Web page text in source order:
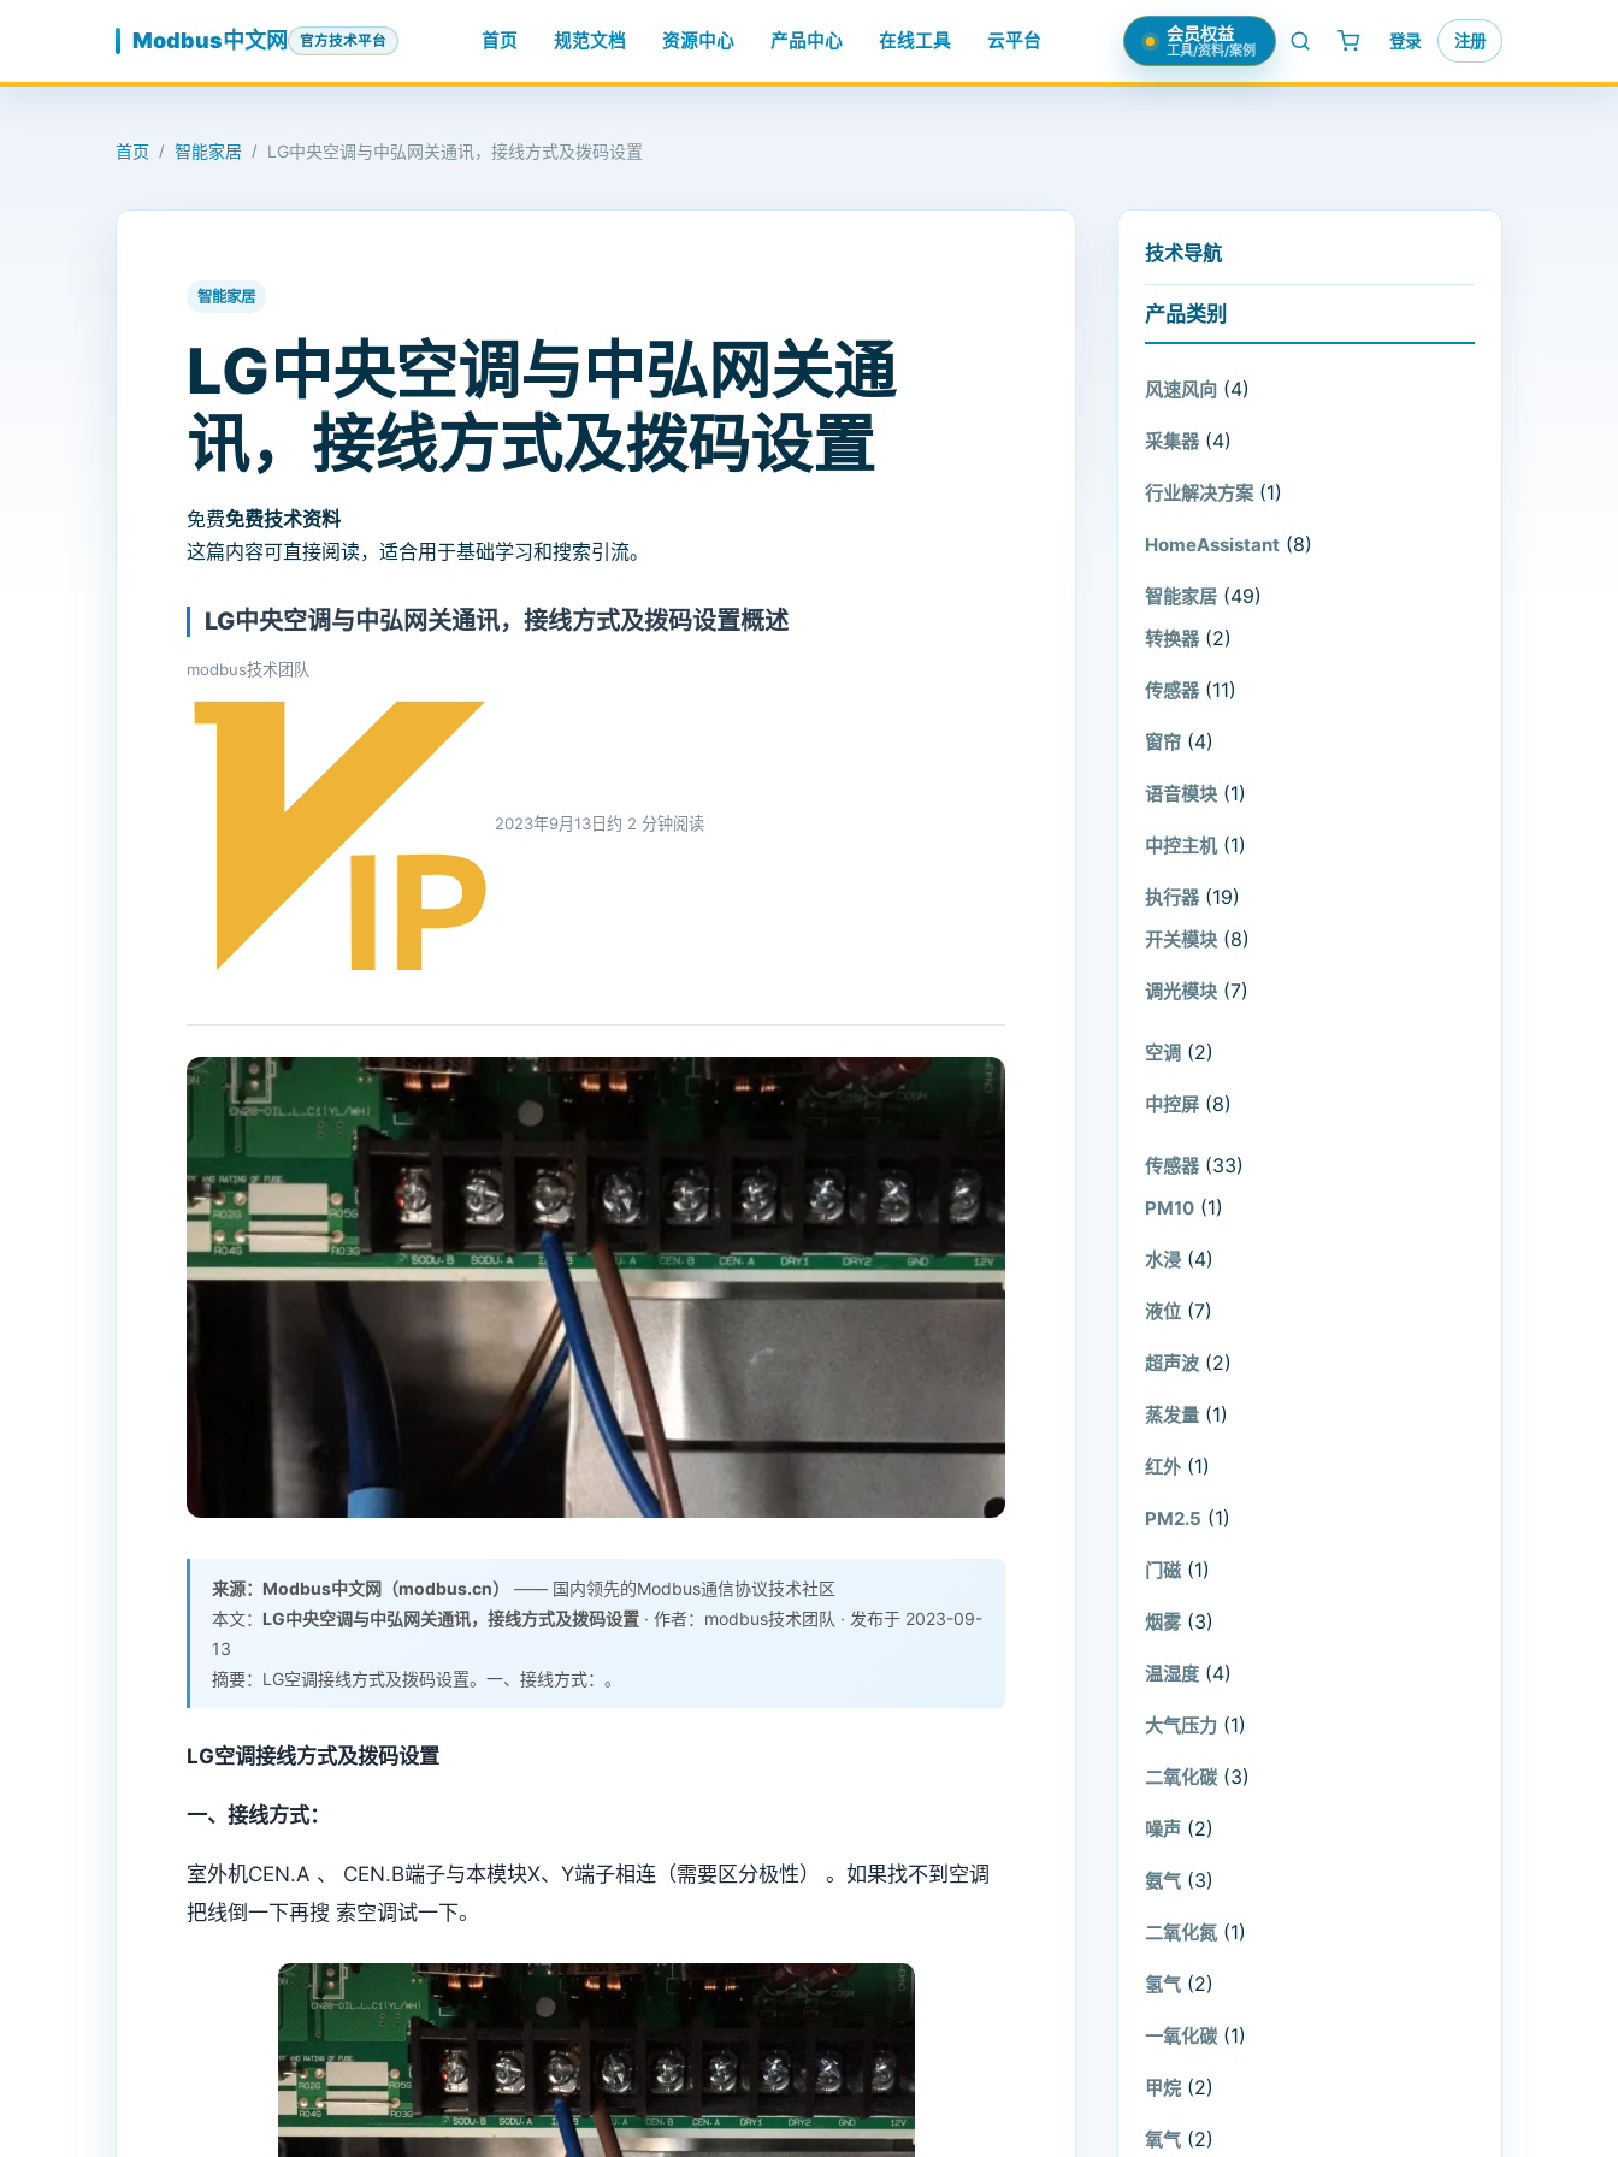
Modbus中文网 官方技术平台 首页 规范文档 资源中心 产品中心 在线工具 云平台 会员权益
工具/资料/案例 登录 注册
首页 / 智能家居 / LG中央空调与中弘网关通讯，接线方式及拨码设置
智能家居
LG中央空调与中弘网关通
讯，接线方式及拨码设置
免费免费技术资料
这篇内容可直接阅读，适合用于基础学习和搜索引流。
LG中央空调与中弘网关通讯，接线方式及拨码设置概述
modbus技术团队
2023年9月13日约 2 分钟阅读
来源：Modbus中文网（modbus.cn）
—— 国内领先的Modbus通信协议技术社区
本文： LG中央空调与中弘网关通讯，接线方式及拨码设置 · 作者：modbus技术团队 · 发布于 2023-09-
13
摘要：LG空调接线方式及拨码设置。一、接线方式：。
LG空调接线方式及拨码设置
一、接线方式：
室外机CEN.A 、 CEN.B端子与本模块X、Y端子相连（需要区分极性） 。如果找不到空调
把线倒一下再搜 索空调试一下。
技术导航
产品类别
风速风向 (4)
采集器 (4)
行业解决方案 (1)
HomeAssistant (8)
智能家居 (49)
转换器 (2)
传感器 (11)
窗帘 (4)
语音模块 (1)
中控主机 (1)
执行器 (19)
开关模块 (8)
调光模块 (7)
空调 (2)
中控屏 (8)
传感器 (33)
PM10 (1)
水浸 (4)
液位 (7)
超声波 (2)
蒸发量 (1)
红外 (1)
PM2.5 (1)
门磁 (1)
烟雾 (3)
温湿度 (4)
大气压力 (1)
二氧化碳 (3)
噪声 (2)
氨气 (3)
二氧化氮 (1)
氢气 (2)
一氧化碳 (1)
甲烷 (2)
氧气 (2)